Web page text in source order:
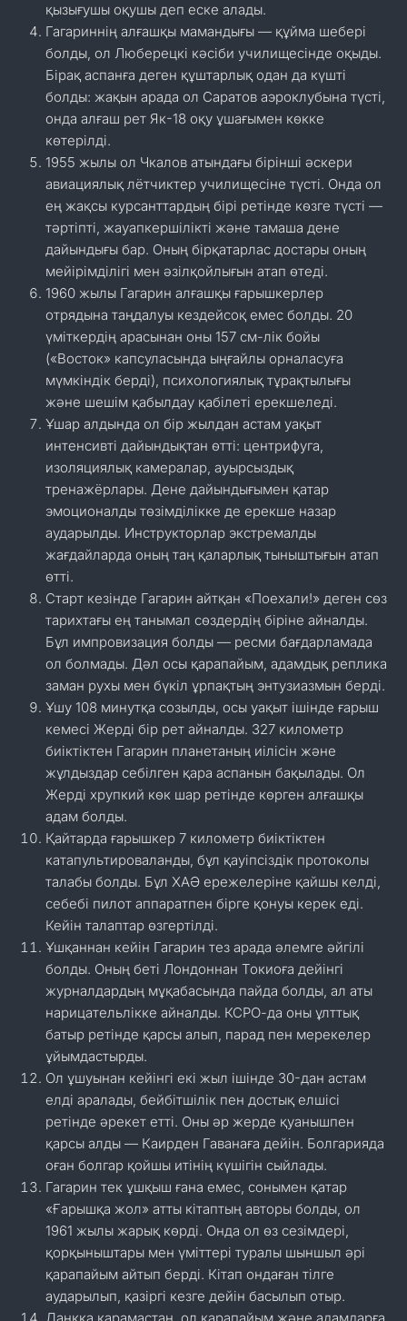
қызығушы оқушы деп еске алады.
Гагариннің алғашқы мамандығы — құйма шебері
болды, ол Люберецкі кәсіби училищесінде оқыды.
Бірақ аспанға деген құштарлық одан да күшті
болды: жақын арада ол Саратов аэроклубына түсті,
онда алғаш рет Як-18 оқу ұшағымен көкке
көтерілді.
1955 жылы ол Чкалов атындағы бірінші әскери
авиациялық лётчиктер училищесіне түсті. Онда ол
ең жақсы курсанттардың бірі ретінде көзге түсті —
тәртіпті, жауапкершілікті және тамаша дене
дайындығы бар. Оның бірқатарлас достары оның
мейірімділігі мен әзілқойлығын атап өтеді.
1960 жылы Гагарин алғашқы ғарышкерлер
отрядына таңдалуы кездейсоқ емес болды. 20
үміткердің арасынан оны 157 см-лік бойы
(«Восток» капсуласында ыңғайлы орналасуға
мүмкіндік берді), психологиялық тұрақтылығы
және шешім қабылдау қабілеті ерекшеледі.
Ұшар алдында ол бір жылдан астам уақыт
интенсивті дайындықтан өтті: центрифуга,
изоляциялық камералар, ауырсыздық
тренажёрлары. Дене дайындығымен қатар
эмоционалды төзімділікке де ерекше назар
аударылды. Инструкторлар экстремалды
жағдайларда оның таң қаларлық тыныштығын атап
өтті.
Старт кезінде Гагарин айтқан «Поехали!» деген сөз
тарихтағы ең танымал сөздердің біріне айналды.
Бұл импровизация болды — ресми бағдарламада
ол болмады. Дәл осы қарапайым, адамдық реплика
заман рухы мен бүкіл ұрпақтың энтузиазмын берді.
Ұшу 108 минутқа созылды, осы уақыт ішінде ғарыш
кемесі Жерді бір рет айналды. 327 километр
биіктіктен Гагарин планетаның иілісін және
жұлдыздар себілген қара аспанын бақылады. Ол
Жерді хрупкий көк шар ретінде көрген алғашқы
адам болды.
Қайтарда ғарышкер 7 километр биіктіктен
катапультироваланды, бұл қауіпсіздік протоколы
талабы болды. Бұл ХАӘ ережелеріне қайшы келді,
себебі пилот аппаратпен бірге қонуы керек еді.
Кейін талаптар өзгертілді.
Ұшқаннан кейін Гагарин тез арада әлемге әйгілі
болды. Оның беті Лондоннан Токиоға дейінгі
журналдардың мұқабасында пайда болды, ал аты
нарицательлікке айналды. КСРО-да оны ұлттық
батыр ретінде қарсы алып, парад пен мерекелер
ұйымдастырды.
Ол ұшуынан кейінгі екі жыл ішінде 30-дан астам
елді аралады, бейбітшілік пен достық елшісі
ретінде әрекет етті. Оны әр жерде қуанышпен
қарсы алды — Каирден Гаванаға дейін. Болгарияда
оған болгар қойшы итінің күшігін сыйлады.
Гагарин тек ұшқыш ғана емес, сонымен қатар
«Ғарышқа жол» атты кітаптың авторы болды, ол
1961 жылы жарық көрді. Онда ол өз сезімдері,
қорқыныштары мен үміттері туралы шыншыл әрі
қарапайым айтып берді. Кітап ондаған тілге
аударылып, қазіргі кезге дейін басылып отыр.